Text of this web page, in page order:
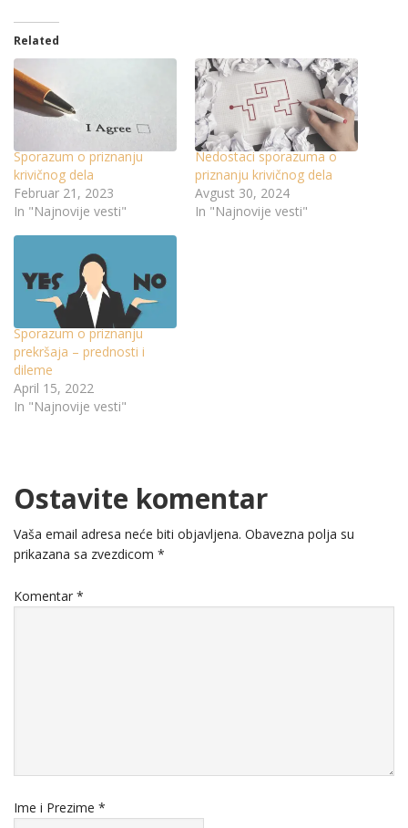
Related
Sporazum o priznanju
krivičnog dela
Februar 21, 2023
In "Najnovije vesti"
Nedostaci sporazuma o
priznanju krivičnog dela
Avgust 30, 2024
In "Najnovije vesti"
Sporazum o priznanju
prekršaja – prednosti i
dileme
April 15, 2022
In "Najnovije vesti"
Ostavite komentar
Vaša email adresa neće biti objavljena. Obavezna polja su
prikazana sa zvezdicom *
Komentar *
Ime i Prezime *